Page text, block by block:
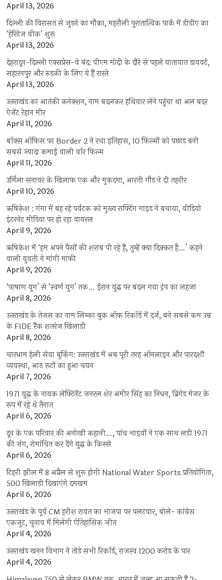
April 13, 2026
दिल्ली की विरासत से जुड़ने का मौका, महरौली पुरातात्विक पार्क में डीडीए का
‘हेरिटेज वीक’ शुरू
April 13, 2026
देहरादून-दिल्ली एक्सप्रेस-वे बंद: पीएम मोदी के दौरे से पहले यातायात डायवर्ट,
सहारनपुर और रुड़की के लिए ये हैं रास्ते
April 13, 2026
उत्तराखंड का आतंकी कनेक्शन, नाम बदलकर हथियार लेने पहुंचा था अल बदर
ऐजेंट रेहान मीर
April 11, 2026
बॉक्स ऑफिस पर Border 2 ने रचा इतिहास, 10 फिल्मों को पछाड़ बनी
सबसे ज्यादा कमाई वाली वॉर फिल्म
April 11, 2026
उर्मिला सनावर के खिलाफ एक और मुकदमा, आरती गौड़ ने दी तहरीर
April 10, 2026
ऋषिकेश : गंगा में बह रहे पर्यटक को मुख्य राफ्टिंग गाइड ने बचाया, वीडियो
इंटरनेट मीडिया पर हो रहा वायरल
April 9, 2026
ऋषिकेश में ‘हम अपने पैसों की शराब पी रहे हैं, तुम्हें क्या दिक्कत है…’ कहने
वाली युवती ने मांगी माफी
April 9, 2026
‘पाषाण युग’ से ‘स्वर्ण युग’ तक… ईरान युद्ध पर बदल गया ट्रंप का लहजा
April 8, 2026
उत्तराखंड के तेजस का नाम लिम्का बुक ऑफ रिकॉर्ड में दर्ज, बने सबसे कम उम्र
के FIDE रैंक शतरंज खिलाड़ी
April 8, 2026
चारधाम हेली सेवा बुकिंग: उत्तराखंड में अब पूरी तरह ऑनलाइन और पारदर्शी
व्यवस्था, आठ रूटों का हुआ चयन
April 7, 2026
1971 युद्ध के नायक लेफ्टिनेंट जनरल शेर अमीर सिंह का निधन, ब्रिगेड मेजर के
रूप में रहे थे तैनात
April 6, 2026
दून के एक परिवार की अनोखी कहानी…, पांच भाइयों ने एक साथ लड़ी 1971
की जंग, रोमांचित कर देंगे युद्ध के किस्से
April 6, 2026
टिहरी झील में 8 अप्रैल से शुरू होगी National Water Sports प्रतियोगिता,
500 खिलाड़ी दिखाएंगे दमखम
April 6, 2026
उत्तराखंड के पूर्व CM हरीश रावत का भाजपा पर पलटवार, बोले- कांग्रेस
एकजुट, चुनाव में मिलेगी ऐतिहासिक जीत
April 4, 2026
उत्तराखंड खनन विभाग ने तोड़े सभी रिकॉर्ड, राजस्व 1200 करोड़ के पार
April 4, 2026